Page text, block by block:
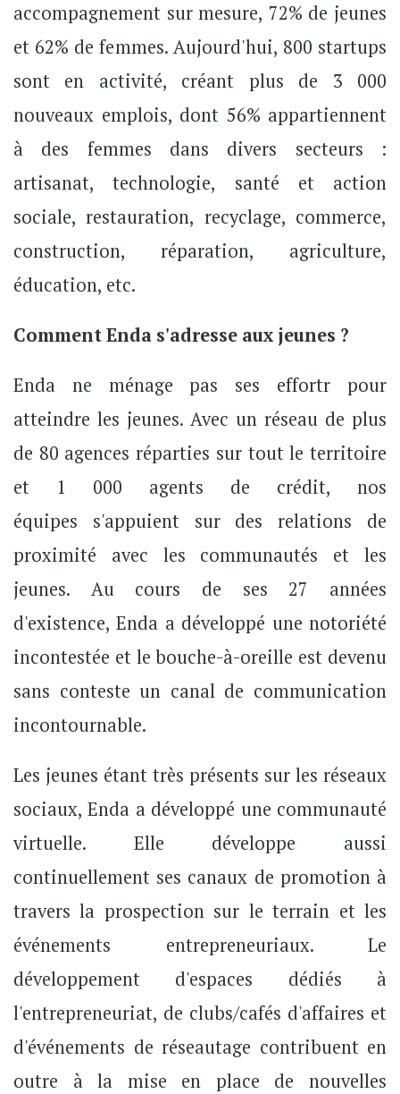
accompagnement sur mesure, 72% de jeunes
et 62% de femmes. Aujourd'hui, 800 startups
sont en activité, créant plus de 3 000
nouveaux emplois, dont 56% appartiennent
à des femmes dans divers secteurs :
artisanat, technologie, santé et action
sociale, restauration, recyclage, commerce,
construction, réparation, agriculture,
éducation, etc.
Comment Enda s'adresse aux jeunes ?
Enda ne ménage pas ses effortr pour
atteindre les jeunes. Avec un réseau de plus
de 80 agences réparties sur tout le territoire
et 1 000 agents de crédit, nos
équipes s'appuient sur des relations de
proximité avec les communautés et les
jeunes. Au cours de ses 27 années
d'existence, Enda a développé une notoriété
incontestée et le bouche-à-oreille est devenu
sans conteste un canal de communication
incontournable.
Les jeunes étant très présents sur les réseaux
sociaux, Enda a développé une communauté
virtuelle. Elle développe aussi
continuellement ses canaux de promotion à
travers la prospection sur le terrain et les
événements entrepreneuriaux. Le
développement d'espaces dédiés à
l'entrepreneuriat, de clubs/cafés d'affaires et
d'événements de réseautage contribuent en
outre à la mise en place de nouvelles